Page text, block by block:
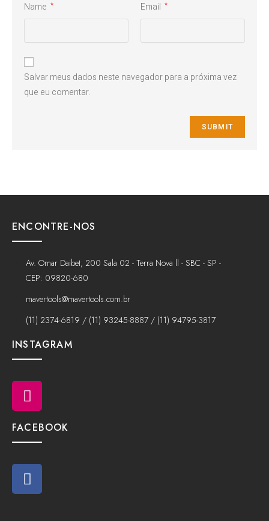
Name * Email *
Salvar meus dados neste navegador para a próxima vez
que eu comentar.
ENCONTRE-NOS
Av. Omar Daibet, 200 Sala 02 - Terra Nova ll - SBC - SP -
CEP: 09820-680
mavertools@mavertools.com.br
(11) 2374-6819 / (11) 93245-8887 / (11) 94795-3817
INSTAGRAM
FACEBOOK